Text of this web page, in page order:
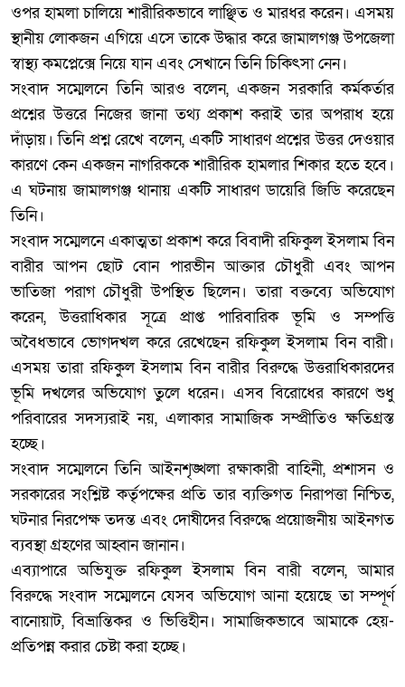
ওপর হামলা চালিয়ে শারীরিকভাবে লাঞ্ছিত ও মারধর করেন। এসময়
স্থানীয় লোকজন এগিয়ে এসে তাকে উদ্ধার করে জামালগঞ্জ উপজেলা
স্বাস্থ্য কমপ্লেক্সে নিয়ে যান এবং সেখানে তিনি চিকিৎসা নেন।
‎সংবাদ সম্মেলনে তিনি আরও বলেন, একজন সরকারি কর্মকর্তার
প্রশ্নের উত্তরে নিজের জানা তথ্য প্রকাশ করাই তার অপরাধ হয়ে
দাঁড়ায়। তিনি প্রশ্ন রেখে বলেন, একটি সাধারণ প্রশ্নের উত্তর দেওয়ার
কারণে কেন একজন নাগরিককে শারীরিক হামলার শিকার হতে হবে।
এ ঘটনায় জামালগঞ্জ থানায় একটি সাধারণ ডায়েরি জিডি করেছেন
তিনি।
‎সংবাদ সম্মেলনে একাত্মতা প্রকাশ করে বিবাদী রফিকুল ইসলাম বিন
বারীর আপন ছোট বোন পারভীন আক্তার চৌধুরী এবং আপন
ভাতিজা পরাগ চৌধুরী উপস্থিত ছিলেন। তারা বক্তব্যে অভিযোগ
করেন, উত্তরাধিকার সূত্রে প্রাপ্ত পারিবারিক ভূমি ও সম্পত্তি
অবৈধভাবে ভোগদখল করে রেখেছেন রফিকুল ইসলাম বিন বারী।
এসময় তারা রফিকুল ইসলাম বিন বারীর বিরুদ্ধে উত্তরাধিকারদের
ভূমি দখলের অভিযোগ তুলে ধরেন। এসব বিরোধের কারণে শুধু
পরিবারের সদস্যরাই নয়, এলাকার সামাজিক সম্প্রীতিও ক্ষতিগ্রস্ত
হচ্ছে।
‎সংবাদ সম্মেলনে তিনি আইনশৃঙ্খলা রক্ষাকারী বাহিনী, প্রশাসন ও
সরকারের সংশ্লিষ্ট কর্তৃপক্ষের প্রতি তার ব্যক্তিগত নিরাপত্তা নিশ্চিত,
ঘটনার নিরপেক্ষ তদন্ত এবং দোষীদের বিরুদ্ধে প্রয়োজনীয় আইনগত
ব্যবস্থা গ্রহণের আহ্বান জানান।
‎এব্যাপারে অভিযুক্ত রফিকুল ইসলাম বিন বারী বলেন, আমার
বিরুদ্ধে সংবাদ সম্মেলনে যেসব অভিযোগ আনা হয়েছে তা সম্পূর্ণ
বানোয়াট, বিভ্রান্তিকর ও ভিত্তিহীন। সামাজিকভাবে আমাকে হেয়-
প্রতিপন্ন করার চেষ্টা করা হচ্ছে।